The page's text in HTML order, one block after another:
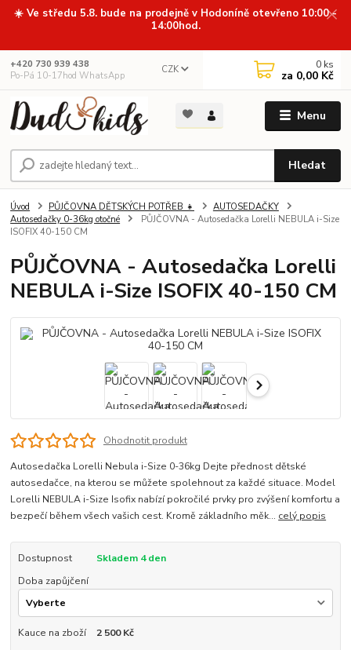
☀️ Ve středu 5.8. bude na prodejně v Hodoníně otevřeno 10:00 -
14:00hod.
Menu
CZK
Hledat
+420 730 939 438
Po-Pá 10-17hod WhatsApp
0 ks
za 0,00 Kč
Úvod PŮJČOVNA DĚTSKÝCH POTŘEB 👧
AUTOSEDAČKY
Autosedačky 0-36kg otočné
PŮJČOVNA - Autosedačka Lorelli NEBULA i-Size
ISOFIX 40-150 CM
PŮJČOVNA - Autosedačka Lorelli
NEBULA i-Size ISOFIX 40-150 CM
Ohodnotit produkt
Autosedačka Lorelli Nebula i-Size 0-36kg Dejte přednost dětské
autosedačce, na kterou se můžete spolehnout za každé situace. Model
Lorelli NEBULA i-Size Isofix nabízí pokročilé prvky pro zvýšení komfortu a
bezpečí během všech vašich cest. Kromě základního měk... celý popis
Dostupnost
Skladem 4 den
Doba zapůjčení
Kauce na zboží 2 500 Kč